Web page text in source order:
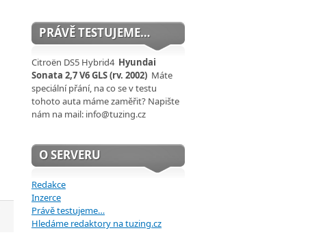
PRÁVĚ TESTUJEME…
Citroën DS5 Hybrid4 Hyundai
Sonata 2,7 V6 GLS (rv. 2002) Máte
speciální přání, na co se v testu
tohoto auta máme zaměřit? Napište
nám na mail: info@tuzing.cz
O SERVERU
Redakce
Inzerce
Právě testujeme…
Hledáme redaktory na tuzing.cz